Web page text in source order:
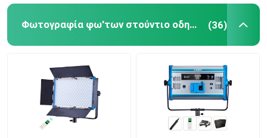
Φωτογραφία φω'των στούντιο οδηγήσεων (36)